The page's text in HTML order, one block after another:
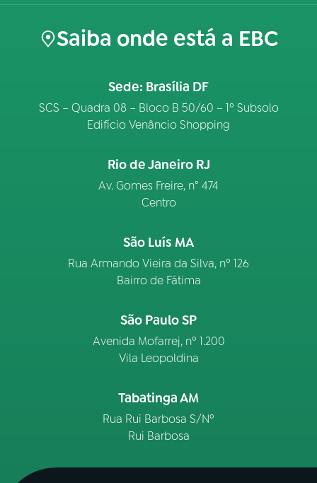
Saiba onde está a EBC
Sede: Brasília DF
SCS – Quadra 08 – Bloco B 50/60 – 1º Subsolo
Edifício Venâncio Shopping
Rio de Janeiro RJ
Av. Gomes Freire, n° 474
Centro
São Luís MA
Rua Armando Vieira da Silva, nº 126
Bairro de Fátima
São Paulo SP
Avenida Mofarrej, nº 1.200
Vila Leopoldina
Tabatinga AM
Rua Rui Barbosa S/Nº
Rui Barbosa